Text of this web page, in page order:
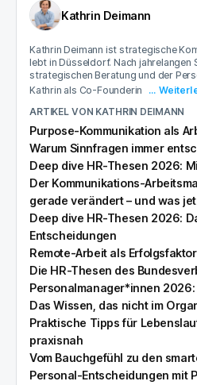
Kathrin Deimann
Kathrin Deimann ist strategische
lebt in Düsseldorf. Nach jahrelangen
strategischen Beratung und der
Kathrin als Co-Founderin
...
ARTIKEL VON KATHRIN DEIMANN
Purpose-Kommunikation als
Warum Sinnfragen immer
Deep dive HR-Thesen 2026:
Der Kommunikations-
gerade verändert – und was
Deep dive HR-Thesen 2026:
Entscheidungen
Remote-Arbeit als
Die HR-Thesen des
Personalmanager*innen 2026:
Das Wissen, das nicht im
Praktische Tipps für
praxisnah
Vom Bauchgefühl zu den
Personal-Entscheidungen mit